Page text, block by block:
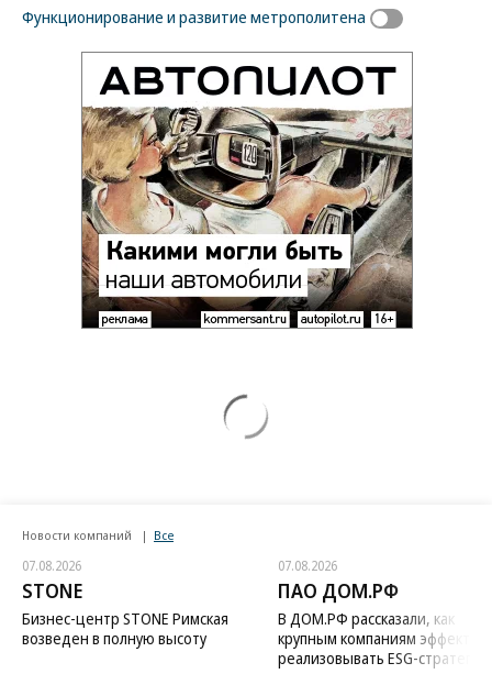
Функционирование и развитие метрополитена
Новости компаний Все
07.08.2026
STONE
Бизнес-центр STONE Римская
возведен в полную высоту
07.08.2026
ПАО ДОМ.РФ
В ДОМ.РФ рассказали, как
крупным компаниям
реализовывать ESG-стратегию